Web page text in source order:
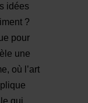
idées
?
pour
une
où l’art
qui